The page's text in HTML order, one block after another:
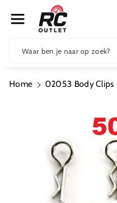
R De Conten
T
Waar ben je naar op zoek?
Home 02053 Body Clips